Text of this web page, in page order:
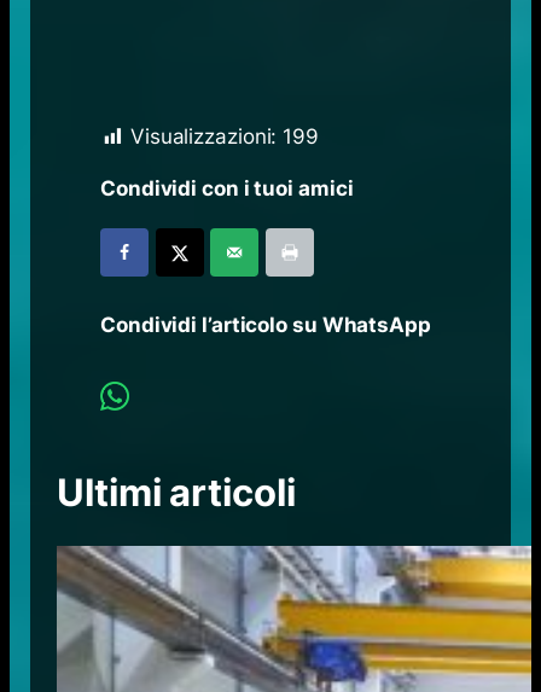
Visualizzazioni: 199
Condividi con i tuoi amici
Condividi l’articolo su WhatsApp
Ultimi articoli